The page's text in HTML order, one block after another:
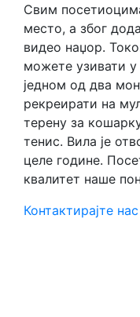
Свим
место, а због
видео наџор.
можете узивати у
једном од два
рекреирати на
терену за
тенис. Вила је
целе године.
квалитет наше
Контактирајте нас